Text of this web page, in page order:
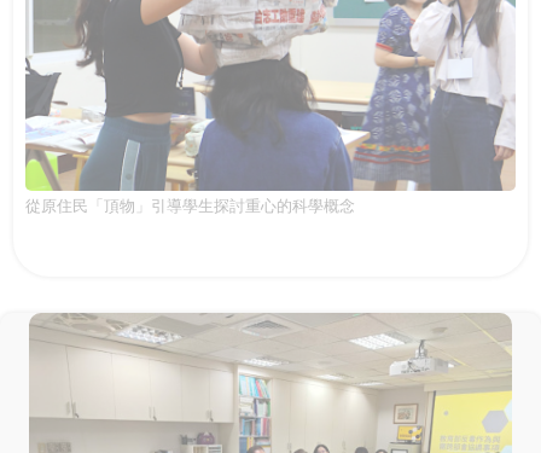
從原住民「頂物」引導學生探討重心的科學概念